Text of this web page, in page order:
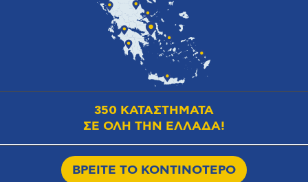
350 ΚΑΤΑΣΤΗΜΑΤΑ
ΣΕ ΟΛΗ ΤΗΝ ΕΛΛΑΔΑ!
ΒΡΕΙΤΕ ΤΟ ΚΟΝΤΙΝΟΤΕΡΟ